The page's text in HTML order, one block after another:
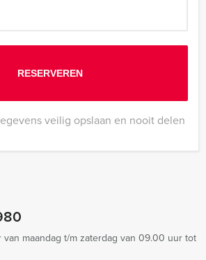
veilig opslaan en nooit delen
van maandag t/m zaterdag van 09.00 uur tot